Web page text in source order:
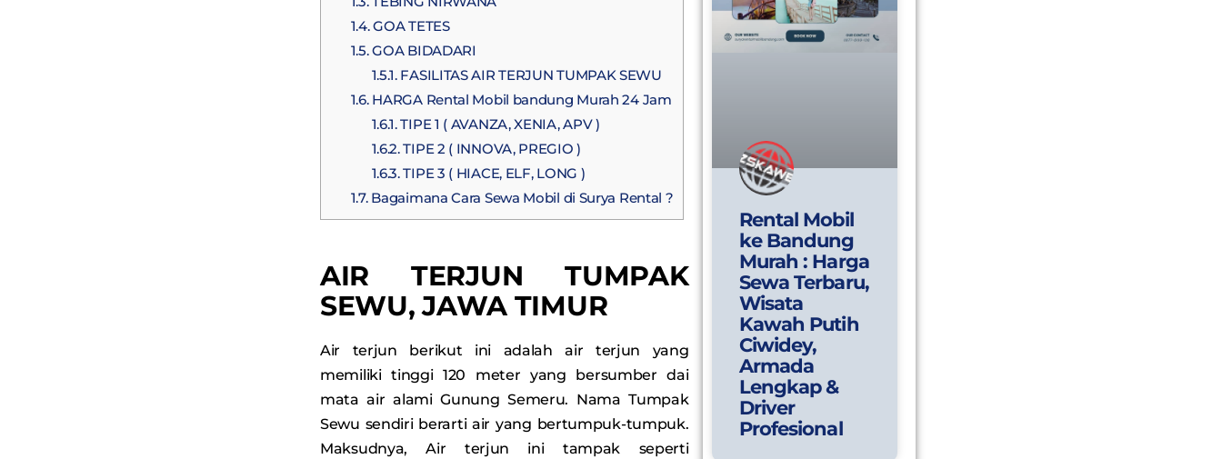
1.4.GOA TETES
1.5.GOA BIDADARI
1.5.1.FASILITAS AIR TERJUN TUMPAK SEWU
1.6.HARGA Rental Mobil bandung Murah 24 Jam
1.6.1.TIPE 1 ( AVANZA, XENIA, APV )
1.6.2.TIPE 2 ( INNOVA, PREGIO )
1.6.3.TIPE 3 ( HIACE, ELF, LONG )
1.7.Bagaimana Cara Sewa Mobil di Surya Rental ?
AIR TERJUN TUMPAK
SEWU, JAWA TIMUR
Air terjun berikut ini adalah air terjun yang
memiliki tinggi 120 meter yang bersumber dai
mata air alami Gunung Semeru. Nama Tumpak
Sewu sendiri berarti air yang bertumpuk-tumpuk.
Maksudnya, Air terjun ini tampak seperti
Rental Mobil
ke Bandung
Murah : Harga
Sewa Terbaru,
Wisata
Kawah Putih
Ciwidey,
Armada
Lengkap &
Driver
Profesional